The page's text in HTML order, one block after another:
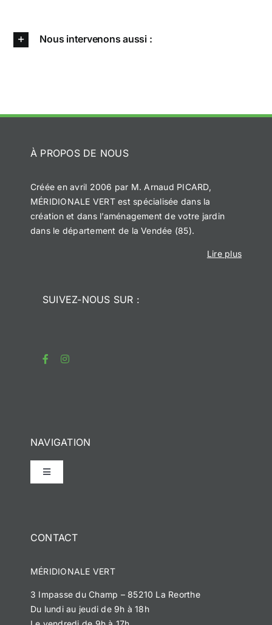
Nous intervenons aussi :
À PROPOS DE NOUS
Créée en avril 2006 par M. Arnaud PICARD,
MÉRIDIONALE VERT est spécialisée dans la
création et dans l’aménagement de votre jardin
dans le département de la Vendée (85).
Lire plus
SUIVEZ-NOUS SUR :
NAVIGATION
Toggle
Navigation
Notre histoire
CONTACT
MÉRIDIONALE VERT
3 Impasse du Champ – 85210 La Reorthe
Du lundi au jeudi de 9h à 18h